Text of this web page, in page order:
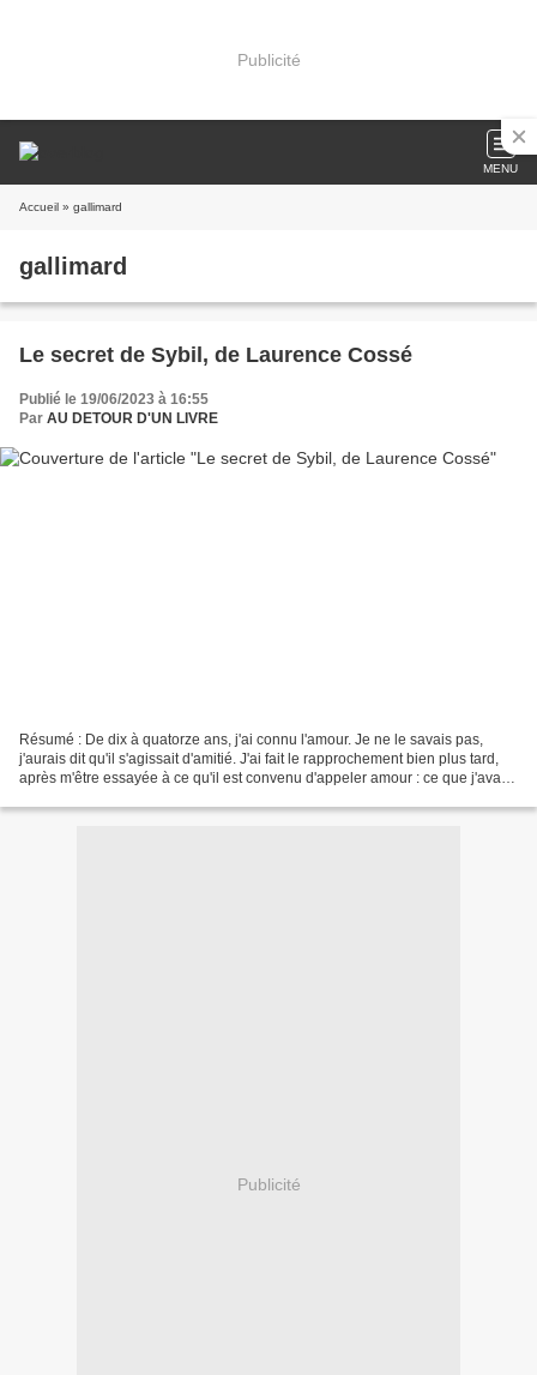
Publicité
MENU
Accueil » gallimard
gallimard
Le secret de Sybil, de Laurence Cossé
Publié le 19/06/2023 à 16:55
Par AU DETOUR D'UN LIVRE
Résumé : De dix à quatorze ans, j'ai connu l'amour. Je ne le savais pas,
j'aurais dit qu'il s'agissait d'amitié. J'ai fait le rapprochement bien plus tard,
après m'être essayée à ce qu'il est convenu d'appeler amour : ce que j'avais
Publicité